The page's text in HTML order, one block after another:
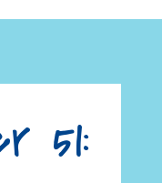
51: